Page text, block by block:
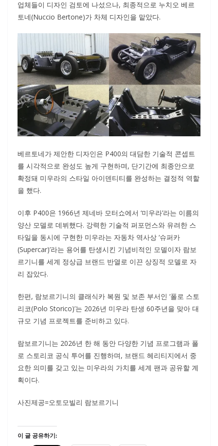
업체들이 디자인 검토에 나섰으나, 최종적으로 누치오 베르
토네(Nuccio Bertone)가 차체 디자인을 맡았다.
베르토네가 제안한 디자인은 P400의 대담한 기술적 콘셉트
를 시각적으로 완성도 높게 구현하며, 단기간에 최종안으로
확정돼 미우라의 스타일 아이덴티티를 완성하는 결정적 역할
을 했다.
이후 P400은 1966년 제네바 모터쇼에서 ‘미우라’라는 이름의
양산 모델로 데뷔했다. 강력한 기술적 퍼포먼스와 유려한 스
타일을 동시에 구현한 미우라는 자동차 역사상 ‘슈퍼카
(Supercar)’라는 용어를 탄생시킨 기념비적인 모델이자 람보
르기니를 세계 정상급 브랜드 반열로 이끈 상징적 모델로 자
리 잡았다.
한편, 람보르기니의 클래식카 복원 및 보존 부서인 ‘폴로 스토
리코(Polo Storico)’는 2026년 미우라 탄생 60주년을 맞아 대
규모 기념 프로젝트를 준비하고 있다.
람보르기니는 2026년 한 해 동안 다양한 기념 프로그램과 폴
로 스토리코 공식 투어를 진행하며, 브랜드 헤리티지에서 중
요한 의미를 갖고 있는 미우라의 가치를 세계 팬과 공유할 계
획이다.
사진제공=오토모빌리 람보르기니
이 글 공유하기: